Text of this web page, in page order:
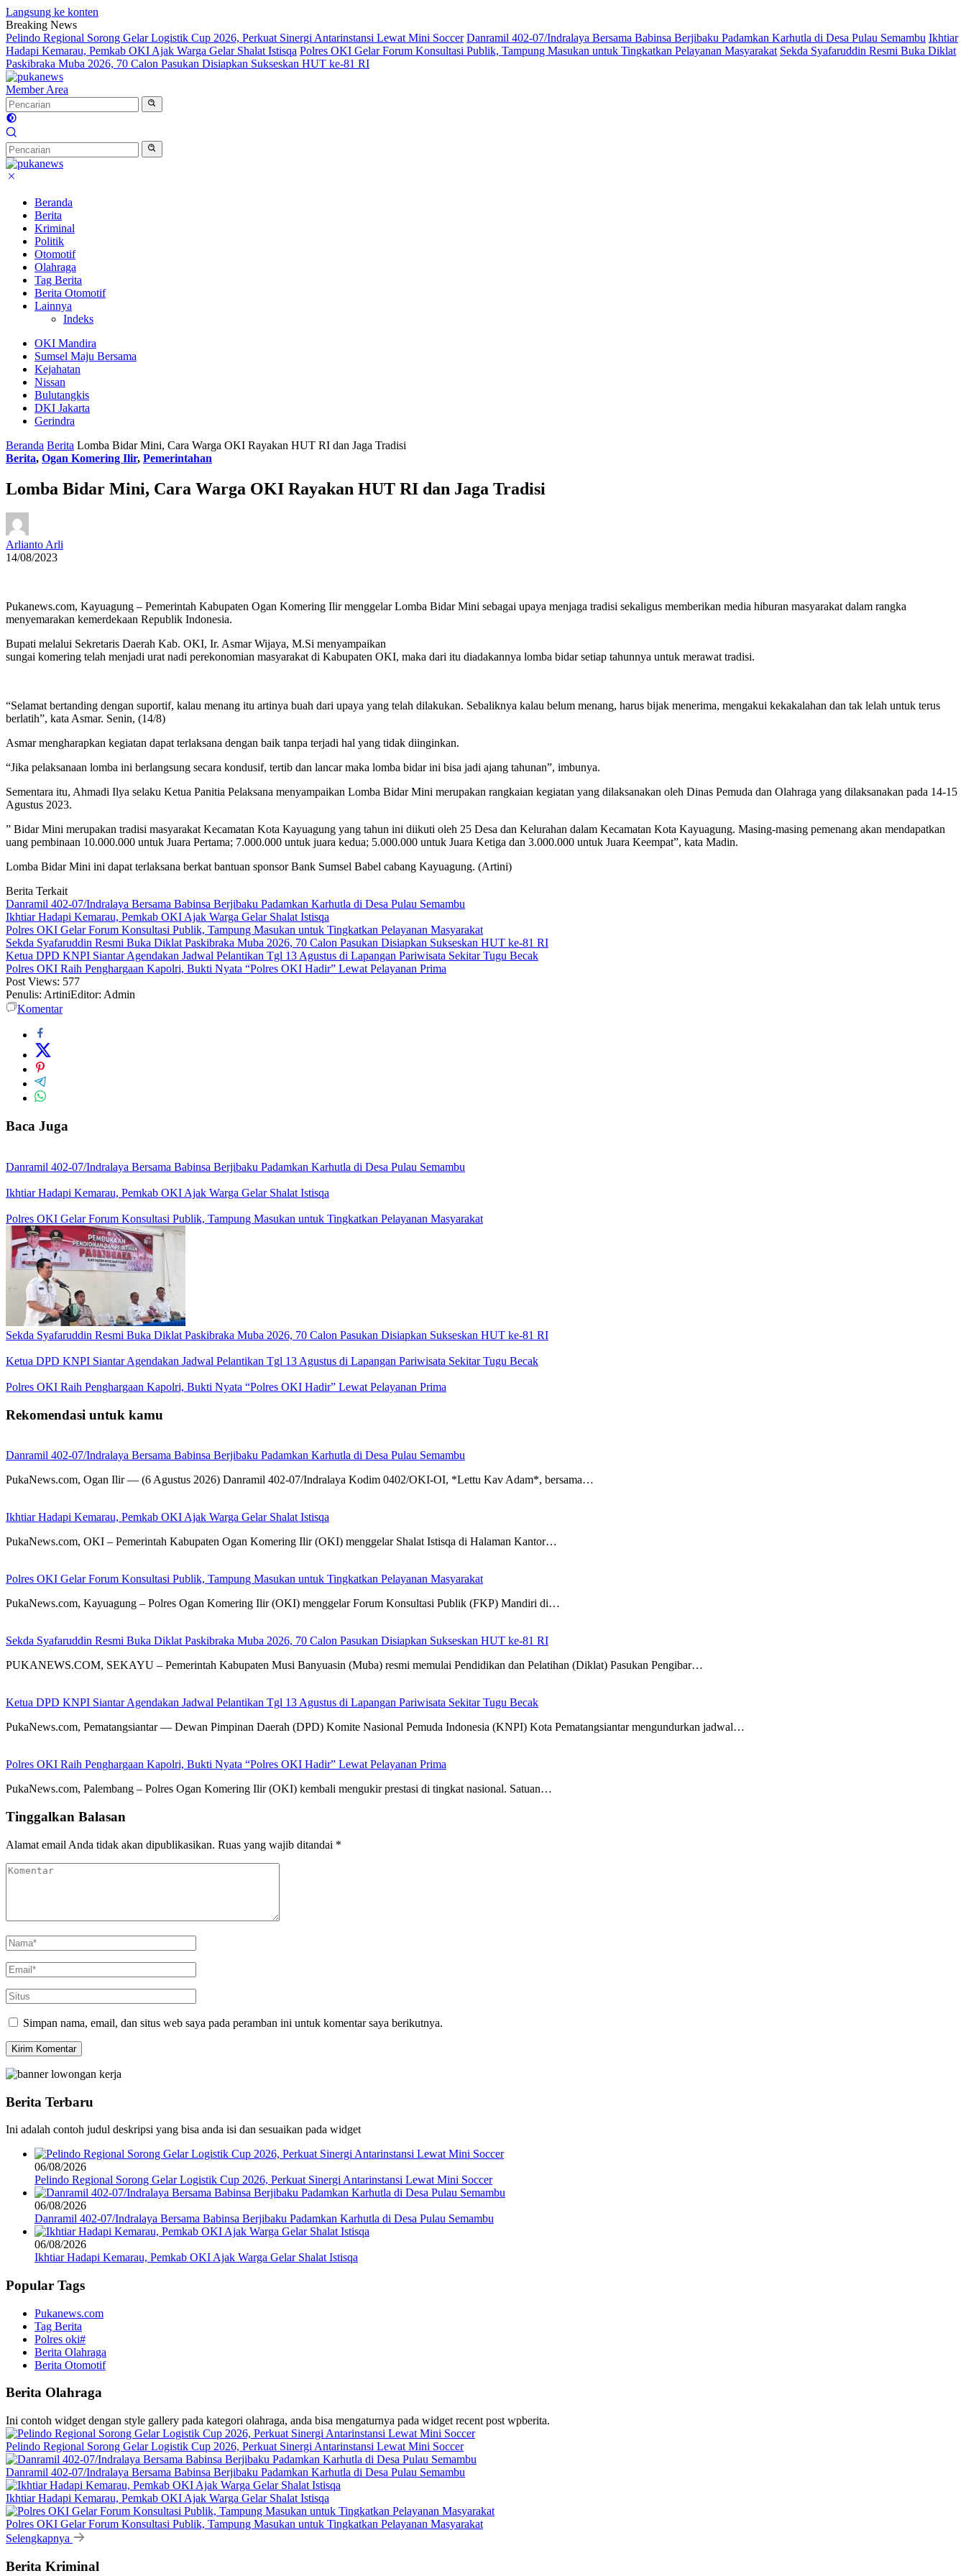
Langsung ke konten
Breaking News
Pelindo Regional Sorong Gelar Logistik Cup 2026, Perkuat Sinergi Antarinstansi Lewat Mini Soccer Danramil 402-07/Indralaya Bersama Babinsa Berjibaku Padamkan Karhutla di Desa Pulau Semambu Ikhtiar
Hadapi Kemarau, Pemkab OKI Ajak Warga Gelar Shalat Istisqa Polres OKI Gelar Forum Konsultasi Publik, Tampung Masukan untuk Tingkatkan Pelayanan Masyarakat Sekda Syafaruddin Resmi Buka Diklat
Paskibraka Muba 2026, 70 Calon Pasukan Disiapkan Sukseskan HUT ke-81 RI
Member Area
Beranda
Berita
Kriminal
Politik
Otomotif
Olahraga
Tag Berita
Berita Otomotif
Lainnya
Indeks
OKI Mandira
Sumsel Maju Bersama
Kejahatan
Nissan
Bulutangkis
DKI Jakarta
Gerindra
Beranda Berita Lomba Bidar Mini, Cara Warga OKI Rayakan HUT RI dan Jaga Tradisi
Berita, Ogan Komering Ilir, Pemerintahan
Lomba Bidar Mini, Cara Warga OKI Rayakan HUT RI dan Jaga Tradisi
Arlianto Arli
14/08/2023
Pukanews.com, Kayuagung – Pemerintah Kabupaten Ogan Komering Ilir menggelar Lomba Bidar Mini sebagai upaya menjaga tradisi sekaligus memberikan media hiburan masyarakat dalam rangka
menyemarakan kemerdekaan Republik Indonesia.
Bupati melalui Sekretaris Daerah Kab. OKI, Ir. Asmar Wijaya, M.Si menyampaikan
sungai komering telah menjadi urat nadi perekonomian masyarakat di Kabupaten OKI, maka dari itu diadakannya lomba bidar setiap tahunnya untuk merawat tradisi.
“Selamat bertanding dengan suportif, kalau menang itu artinya buah dari upaya yang telah dilakukan. Sebaliknya kalau belum menang, harus bijak menerima, mengakui kekakalahan dan tak lelah untuk terus
berlatih”, kata Asmar. Senin, (14/8)
Asmar mengharapkan kegiatan dapat terlaksana dengan baik tanpa terjadi hal yang tidak diinginkan.
“Jika pelaksanaan lomba ini berlangsung secara kondusif, tertib dan lancar maka lomba bidar ini bisa jadi ajang tahunan”, imbunya.
Sementara itu, Ahmadi Ilya selaku Ketua Panitia Pelaksana menyampaikan Lomba Bidar Mini merupakan rangkaian kegiatan yang dilaksanakan oleh Dinas Pemuda dan Olahraga yang dilaksanakan pada 14-15
Agustus 2023.
” Bidar Mini merupakan tradisi masyarakat Kecamatan Kota Kayuagung yang tahun ini diikuti oleh 25 Desa dan Kelurahan dalam Kecamatan Kota Kayuagung. Masing-masing pemenang akan mendapatkan
uang pembinaan 10.000.000 untuk Juara Pertama; 7.000.000 untuk juara kedua; 5.000.000 untuk Juara Ketiga dan 3.000.000 untuk Juara Keempat”, kata Madin.
Lomba Bidar Mini ini dapat terlaksana berkat bantuan sponsor Bank Sumsel Babel cabang Kayuagung. (Artini)
Berita Terkait
Danramil 402-07/Indralaya Bersama Babinsa Berjibaku Padamkan Karhutla di Desa Pulau Semambu
Ikhtiar Hadapi Kemarau, Pemkab OKI Ajak Warga Gelar Shalat Istisqa
Polres OKI Gelar Forum Konsultasi Publik, Tampung Masukan untuk Tingkatkan Pelayanan Masyarakat
Sekda Syafaruddin Resmi Buka Diklat Paskibraka Muba 2026, 70 Calon Pasukan Disiapkan Sukseskan HUT ke-81 RI
Ketua DPD KNPI Siantar Agendakan Jadwal Pelantikan Tgl 13 Agustus di Lapangan Pariwisata Sekitar Tugu Becak
Polres OKI Raih Penghargaan Kapolri, Bukti Nyata “Polres OKI Hadir” Lewat Pelayanan Prima
Post Views: 577
Penulis: ArtiniEditor: Admin
Komentar
Baca Juga
Danramil 402-07/Indralaya Bersama Babinsa Berjibaku Padamkan Karhutla di Desa Pulau Semambu
Ikhtiar Hadapi Kemarau, Pemkab OKI Ajak Warga Gelar Shalat Istisqa
Polres OKI Gelar Forum Konsultasi Publik, Tampung Masukan untuk Tingkatkan Pelayanan Masyarakat
Sekda Syafaruddin Resmi Buka Diklat Paskibraka Muba 2026, 70 Calon Pasukan Disiapkan Sukseskan HUT ke-81 RI
Ketua DPD KNPI Siantar Agendakan Jadwal Pelantikan Tgl 13 Agustus di Lapangan Pariwisata Sekitar Tugu Becak
Polres OKI Raih Penghargaan Kapolri, Bukti Nyata “Polres OKI Hadir” Lewat Pelayanan Prima
Rekomendasi untuk kamu
Danramil 402-07/Indralaya Bersama Babinsa Berjibaku Padamkan Karhutla di Desa Pulau Semambu
PukaNews.com, Ogan Ilir — (6 Agustus 2026) Danramil 402-07/Indralaya Kodim 0402/OKI-OI, *Lettu Kav Adam*, bersama…
Ikhtiar Hadapi Kemarau, Pemkab OKI Ajak Warga Gelar Shalat Istisqa
PukaNews.com, OKI – Pemerintah Kabupaten Ogan Komering Ilir (OKI) menggelar Shalat Istisqa di Halaman Kantor…
Polres OKI Gelar Forum Konsultasi Publik, Tampung Masukan untuk Tingkatkan Pelayanan Masyarakat
PukaNews.com, Kayuagung – Polres Ogan Komering Ilir (OKI) menggelar Forum Konsultasi Publik (FKP) Mandiri di…
Sekda Syafaruddin Resmi Buka Diklat Paskibraka Muba 2026, 70 Calon Pasukan Disiapkan Sukseskan HUT ke-81 RI
PUKANEWS.COM, SEKAYU – Pemerintah Kabupaten Musi Banyuasin (Muba) resmi memulai Pendidikan dan Pelatihan (Diklat) Pasukan Pengibar…
Ketua DPD KNPI Siantar Agendakan Jadwal Pelantikan Tgl 13 Agustus di Lapangan Pariwisata Sekitar Tugu Becak
PukaNews.com, Pematangsiantar — Dewan Pimpinan Daerah (DPD) Komite Nasional Pemuda Indonesia (KNPI) Kota Pematangsiantar mengundurkan jadwal…
Polres OKI Raih Penghargaan Kapolri, Bukti Nyata “Polres OKI Hadir” Lewat Pelayanan Prima
PukaNews.com, Palembang – Polres Ogan Komering Ilir (OKI) kembali mengukir prestasi di tingkat nasional. Satuan…
Tinggalkan Balasan
Alamat email Anda tidak akan dipublikasikan. Ruas yang wajib ditandai *
Simpan nama, email, dan situs web saya pada peramban ini untuk komentar saya berikutnya.
Berita Terbaru
Ini adalah contoh judul deskripsi yang bisa anda isi dan sesuaikan pada widget
06/08/2026
Pelindo Regional Sorong Gelar Logistik Cup 2026, Perkuat Sinergi Antarinstansi Lewat Mini Soccer
06/08/2026
Danramil 402-07/Indralaya Bersama Babinsa Berjibaku Padamkan Karhutla di Desa Pulau Semambu
06/08/2026
Ikhtiar Hadapi Kemarau, Pemkab OKI Ajak Warga Gelar Shalat Istisqa
Popular Tags
Pukanews.com
Tag Berita
Polres oki#
Berita Olahraga
Berita Otomotif
Berita Olahraga
Ini contoh widget dengan style gallery pada kategori olahraga, anda bisa mengaturnya pada widget recent post wpberita.
Pelindo Regional Sorong Gelar Logistik Cup 2026, Perkuat Sinergi Antarinstansi Lewat Mini Soccer
Danramil 402-07/Indralaya Bersama Babinsa Berjibaku Padamkan Karhutla di Desa Pulau Semambu
Ikhtiar Hadapi Kemarau, Pemkab OKI Ajak Warga Gelar Shalat Istisqa
Polres OKI Gelar Forum Konsultasi Publik, Tampung Masukan untuk Tingkatkan Pelayanan Masyarakat
Selengkapnya
Berita Kriminal